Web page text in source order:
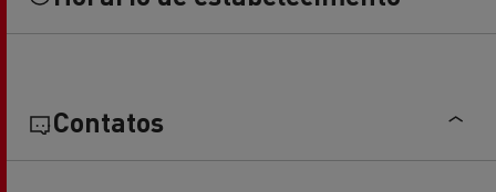
Contatos